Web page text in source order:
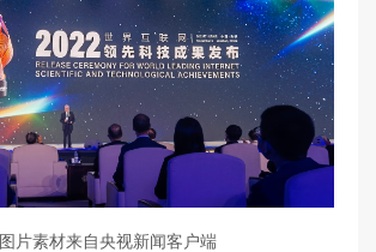
图片素材来自央视新闻客户端